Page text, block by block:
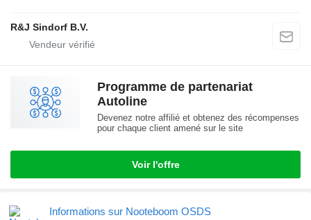
R&J Sindorf B.V.
Programme de partenariat
Autoline
Devenez notre affilié et obtenez des récompenses
pour chaque client amené sur le site
Voir l'offre
Informations sur Nooteboom OSDS